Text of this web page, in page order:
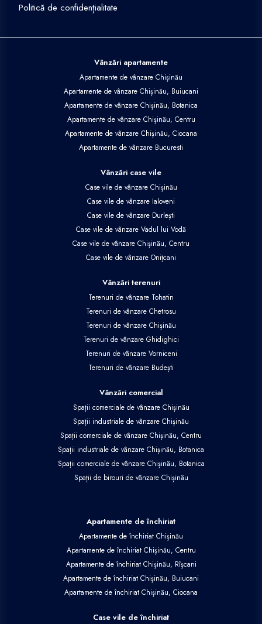
Politică de confidențialitate
Vânzări apartamente
Apartamente de vânzare Chișinău
Apartamente de vânzare Chișinău, Buiucani
Apartamente de vânzare Chișinău, Botanica
Apartamente de vânzare Chișinău, Centru
Apartamente de vânzare Chișinău, Ciocana
Apartamente de vânzare Bucuresti
Vânzări case vile
Case vile de vânzare Chișinău
Case vile de vânzare Ialoveni
Case vile de vânzare Durlești
Case vile de vânzare Vadul lui Vodă
Case vile de vânzare Chișinău, Centru
Case vile de vânzare Onițcani
Vânzări terenuri
Terenuri de vânzare Tohatin
Terenuri de vânzare Chetrosu
Terenuri de vânzare Chișinău
Terenuri de vânzare Ghidighici
Terenuri de vânzare Vorniceni
Terenuri de vânzare Budești
Vânzări comercial
Spații comerciale de vânzare Chișinău
Spații industriale de vânzare Chișinău
Spații comerciale de vânzare Chișinău, Centru
Spații industriale de vânzare Chișinău, Botanica
Spații comerciale de vânzare Chișinău, Botanica
Spații de birouri de vânzare Chișinău
Apartamente de închiriat
Apartamente de închiriat Chișinău
Apartamente de închiriat Chișinău, Centru
Apartamente de închiriat Chișinău, Rîșcani
Apartamente de închiriat Chișinău, Buiucani
Apartamente de închiriat Chișinău, Ciocana
Case vile de închiriat